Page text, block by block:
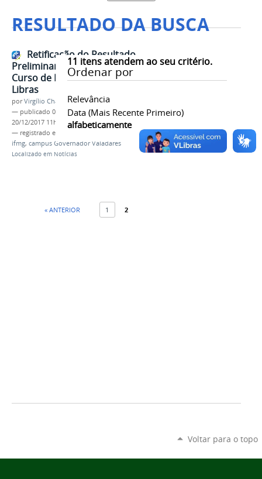
RESULTADO DA BUSCA
11 itens atendem ao seu critério.
Ordenar por
Relevância
Data (mais Recente Primeiro)
alfabeticamente
Retificação do Resultado
Preliminar do Edital Nº 03/2017 -
Curso de Formação Básica em
Libras
porVirgílio Chagas Resende
— publicado 08/12/2017 —última modificação
20/12/2017 11h06
— registrado em:
seleção
ifmg, campus Governador Valadares
Localizado em Notícias
« ANTERIOR 1 2
Voltar para o topo